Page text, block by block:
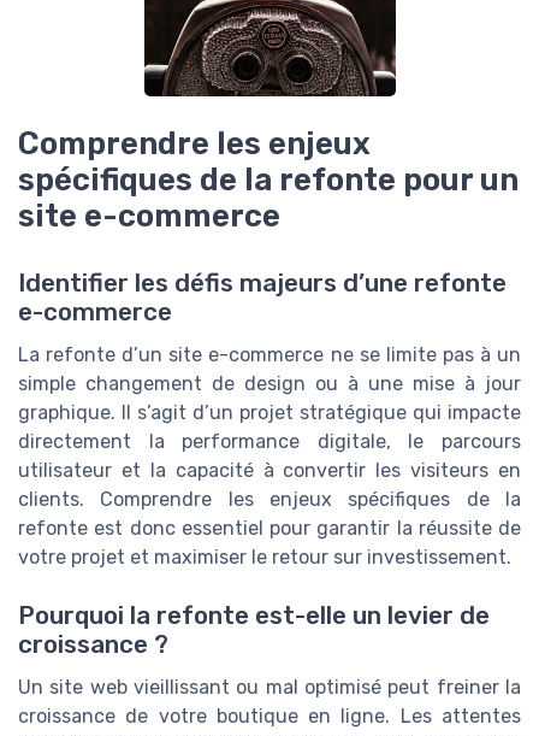
Comprendre les enjeux
spécifiques de la refonte pour un
site e-commerce
Identifier les défis majeurs d’une refonte
e-commerce
La refonte d’un site e-commerce ne se limite pas à un
simple changement de design ou à une mise à jour
graphique. Il s’agit d’un projet stratégique qui impacte
directement la performance digitale, le parcours
utilisateur et la capacité à convertir les visiteurs en
clients. Comprendre les enjeux spécifiques de la
refonte est donc essentiel pour garantir la réussite de
votre projet et maximiser le retour sur investissement.
Pourquoi la refonte est-elle un levier de
croissance ?
Un site web vieillissant ou mal optimisé peut freiner la
croissance de votre boutique en ligne. Les attentes